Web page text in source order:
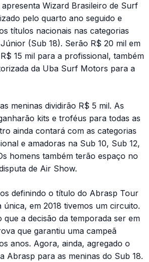
Wizard Brasileiro de Surf
pelo quarto ano seguido e
títulos nacionais nas categorias
(Sub 18). Serão R$ 20 mil em
15 mil para a profissional, também
da Uba Surf Motors para a
meninas dividirão R$ 5 mil. As
kits e troféus para todas as
ainda contará com as categorias
e amadoras na Sub 10, Sub 12,
homens também terão espaço no
de Air Show.
definindo o título do Abrasp Tour
única, em 2018 tivemos um circuito.
que a decisão da temporada ser em
que garantiu uma campeã
anos. Agora, ainda, agregado o
Abrasp para as meninas do Sub 18.